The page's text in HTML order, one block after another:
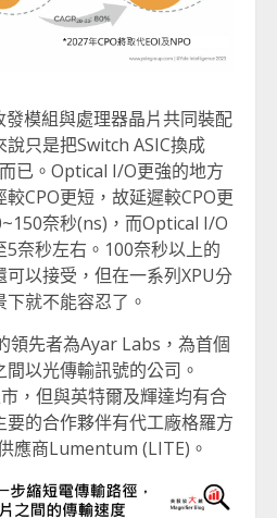
模組與處理器晶片共同裝配
只是把Switch ASIC換成
已。Optical I/O更強的地方
CPO更短，故延遲較CPO更
奈秒(ns)，而Optical I/O
奈秒左右。100奈秒以上的
以接受，但在一系列XPU分
就不能容忍了。
領先者為Ayar Labs，為首個
以光傳輸訊號的公司。
，但與英特爾及輝達均有合
的合作夥伴有代工廠格羅方
應商Lumentum (LITE)。